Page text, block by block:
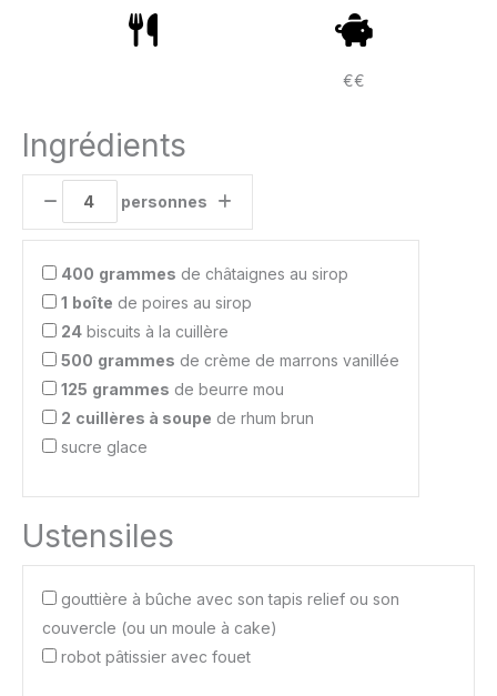
€€
Ingrédients
personnes
400 grammes de châtaignes au sirop
1 boîte de poires au sirop
24 biscuits à la cuillère
500 grammes de crème de marrons vanillée
125 grammes de beurre mou
2 cuillères à soupe de rhum brun
sucre glace
Ustensiles
gouttière à bûche avec son tapis relief ou son
couvercle (ou un moule à cake)
robot pâtissier avec fouet